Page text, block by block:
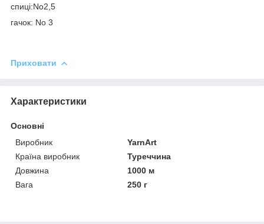
спиці:No2,5
гачок: No 3
Приховати
Характеристики
Основні
Виробник
YarnArt
Країна виробник
Туреччина
Довжина
1000 м
Вага
250 г